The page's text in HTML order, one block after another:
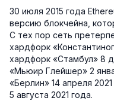
30 июля 2015 года
версию блокчейна,
С тех пор сеть
хардфорк
хардфорк «Стамбул» 8
«Мьюир Глейшер» 2
«Берлин» 14 апреля
5 августа 2021 года.